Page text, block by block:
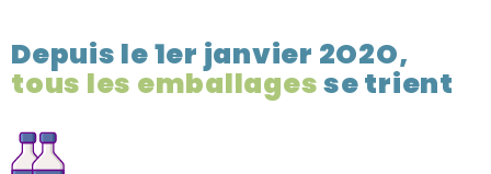
Depuis le 1er janvier 2O2O,
tous les emballagesse trient